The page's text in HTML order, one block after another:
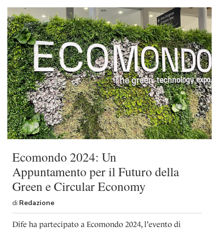
Ecomondo 2024: Un
Appuntamento per il Futuro della
Green e Circular Economy
di Redazione
Dife ha partecipato a Ecomondo 2024, l'evento di